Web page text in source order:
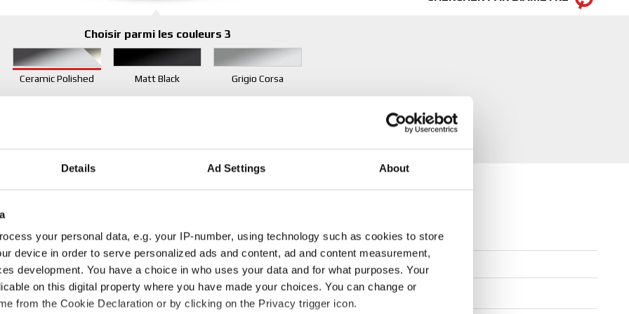
Details Ad Settings About
your personal data, e.g. your IP-number, using technology such as cookies to store
device in order to serve personalized ads and content, ad and content measurement,
development. You have a choice in who uses your data and for what purposes. Your
on this digital property where you have made your choices. You can change or
from the Cookie Declaration or by clicking on the Privacy trigger icon.
Choisir parmi les couleurs 3
Ceramic Polished Matt Black Grigio Corsa
Gamme de largeur 8,5 - 12,5
Tableau des poids AFFICHER LE TABLEAU